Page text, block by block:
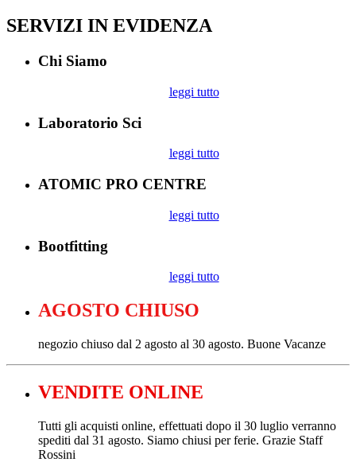
SERVIZI IN EVIDENZA
Chi Siamo
leggi tutto
Laboratorio Sci
leggi tutto
ATOMIC PRO CENTRE
leggi tutto
Bootfitting
leggi tutto
AGOSTO CHIUSO
negozio chiuso dal 2 agosto al 30 agosto. Buone Vacanze
VENDITE ONLINE
Tutti gli acquisti online, effettuati dopo il 30 luglio verranno
spediti dal 31 agosto. Siamo chiusi per ferie. Grazie Staff
Rossini